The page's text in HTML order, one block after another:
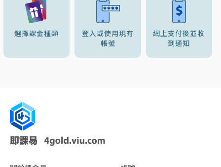
選擇課金種類
登入或使用現有
帳號
網上支付後並收
到通知